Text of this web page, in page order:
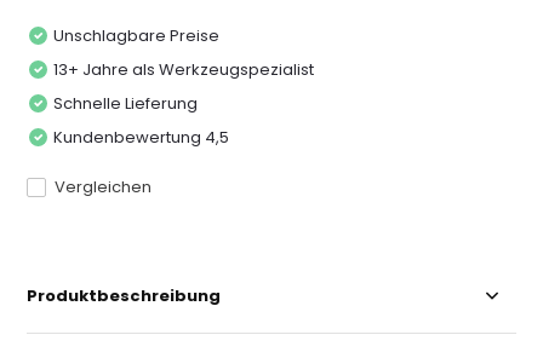
Unschlagbare Preise
13+ Jahre als Werkzeugspezialist
Schnelle Lieferung
Kundenbewertung 4,5
Vergleichen
Produktbeschreibung